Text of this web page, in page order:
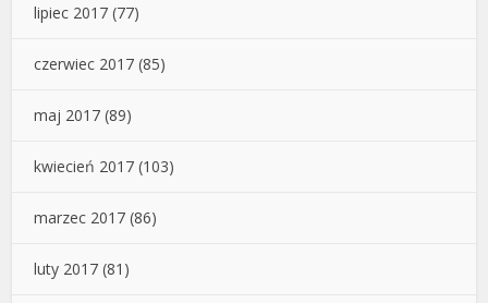
lipiec 2017 (77)
czerwiec 2017 (85)
maj 2017 (89)
kwiecień 2017 (103)
marzec 2017 (86)
luty 2017 (81)